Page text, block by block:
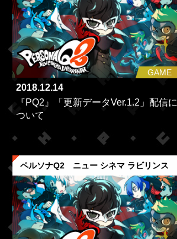
GAME
2018.12.14
『PQ2』「更新データVer.1.2」配信に
ついて
ペルソナQ2 ニュー シネマ ラビリンス